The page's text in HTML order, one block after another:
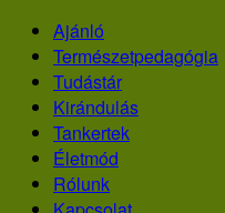
Skip
content
Ajánló
Természetpedagógia
Tudástár
Kirándulás
Tankertek
Életmód
Rólunk